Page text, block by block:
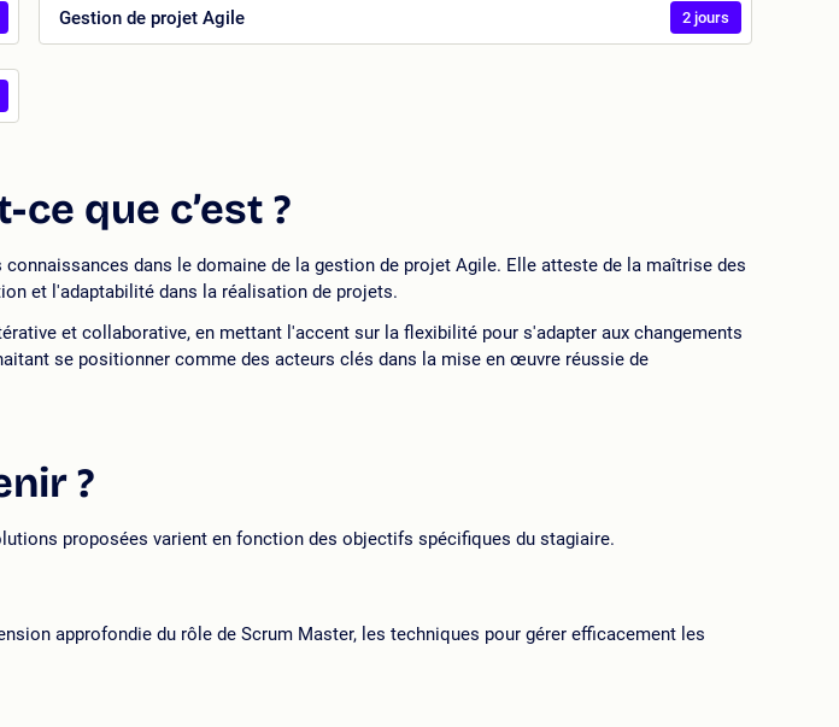
Gestion de projet Agile 2 jours
que c’est ?
dans le domaine de la gestion de projet Agile. Elle atteste de la maîtrise des
et l'adaptabilité dans la réalisation de projets.
et collaborative, en mettant l'accent sur la flexibilité pour s'adapter aux changements
se positionner comme des acteurs clés dans la mise en œuvre réussie de
?
proposées varient en fonction des objectifs spécifiques du stagiaire.
approfondie du rôle de Scrum Master, les techniques pour gérer efficacement les